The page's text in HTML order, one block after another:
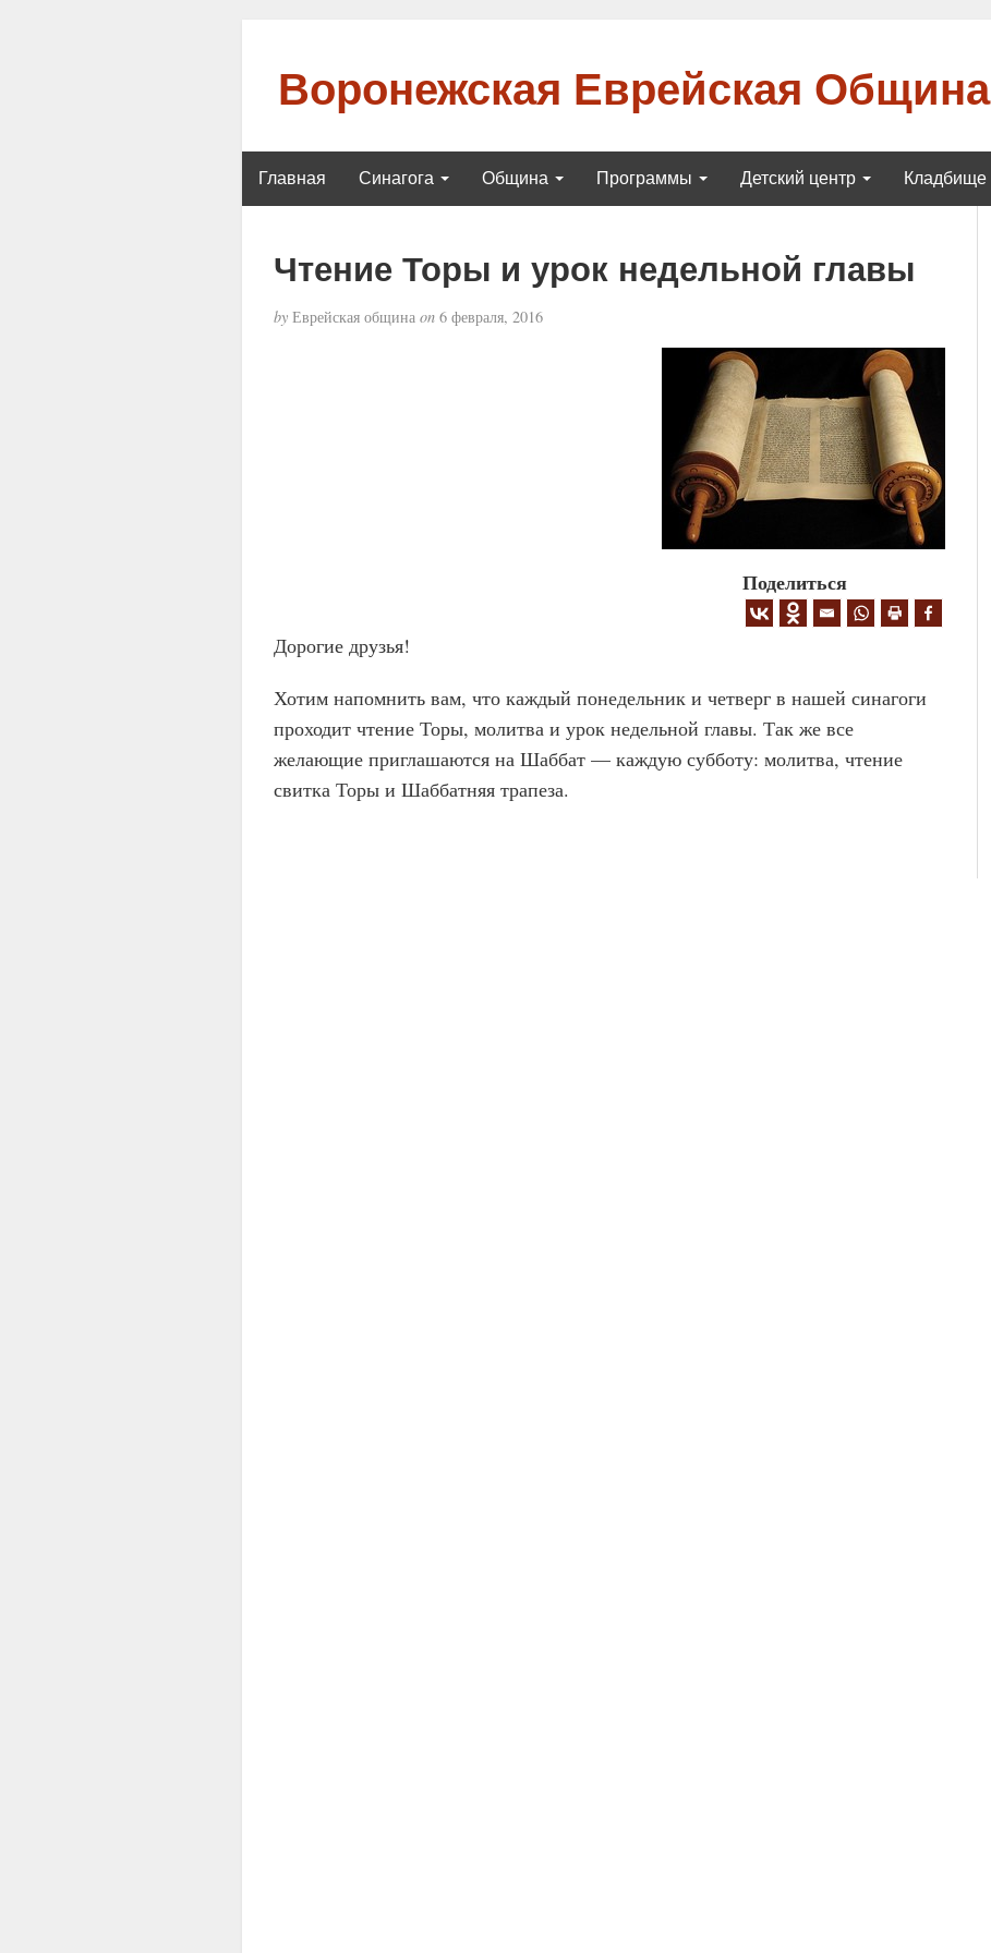
Воронежская Еврейская Община
Главная Синагога Община Программы Детский центр Кладбище
Чтение Торы и урок недельной главы
byЕврейская община on6 февраля, 2016
Поделиться
Дорогие друзья!
Хотим напомнить вам, что каждый понедельник и четверг в нашей синагоги
проходит чтение Торы, молитва и урок недельной главы. Так же все
желающие приглашаются на Шаббат — каждую субботу: молитва, чтение
свитка Торы и Шаббатняя трапеза.